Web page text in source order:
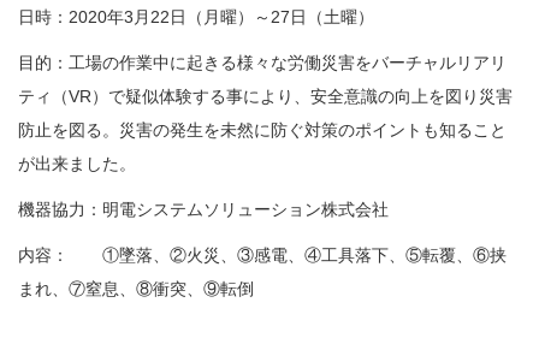
日時：2020年3月22日（月曜）～27日（土曜）
目的：工場の作業中に起きる様々な労働災害をバーチャルリアリ
ティ（VR）で疑似体験する事により、安全意識の向上を図り災害
防止を図る。災害の発生を未然に防ぐ対策のポイントも知ること
が出来ました。
機器協力：明電システムソリューション株式会社
内容： ①墜落、②火災、③感電、④工具落下、⑤転覆、⑥挟
まれ、⑦窒息、⑧衝突、⑨転倒